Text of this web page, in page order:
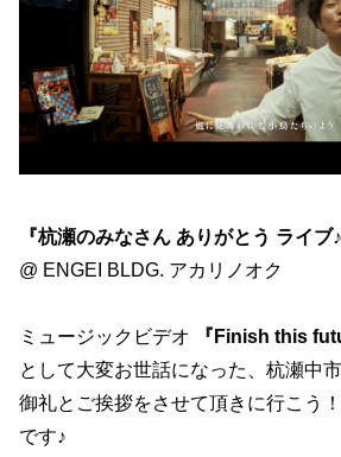
『杭瀬のみなさん ありがとう ライブ♪
@ ENGEI BLDG. アカリノオク
ミュージックビデオ 『Finish this
として大変お世話になった、杭瀬中
御礼とご挨拶をさせて頂きに行こう
です♪